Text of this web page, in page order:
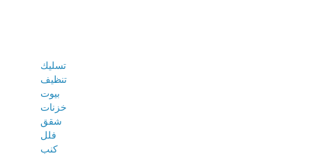
تسليك
تنظيف
بيوت
خزنات
شقق
فلل
كنب